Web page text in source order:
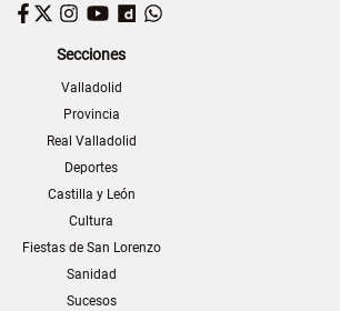
Facebook
TwitterInstagram
YouTubeDailymotion
Secciones
Valladolid
Provincia
Real Valladolid
Deportes
Castilla y León
Cultura
Fiestas de San Lorenzo
Sanidad
Sucesos